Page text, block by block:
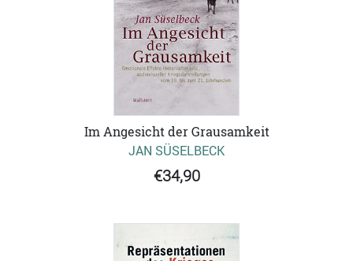
Im Angesicht der Grausamkeit
JAN SÜSELBECK
€34,90